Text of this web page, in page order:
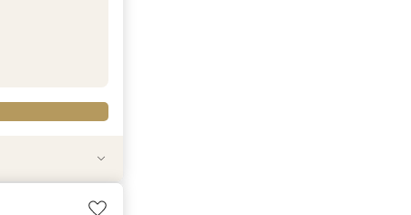
こそゆったり
ンチ”贅沢試食